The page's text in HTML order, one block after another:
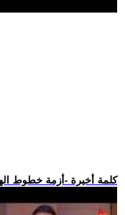
.. كلمة أخيرة -أزمة خطوط